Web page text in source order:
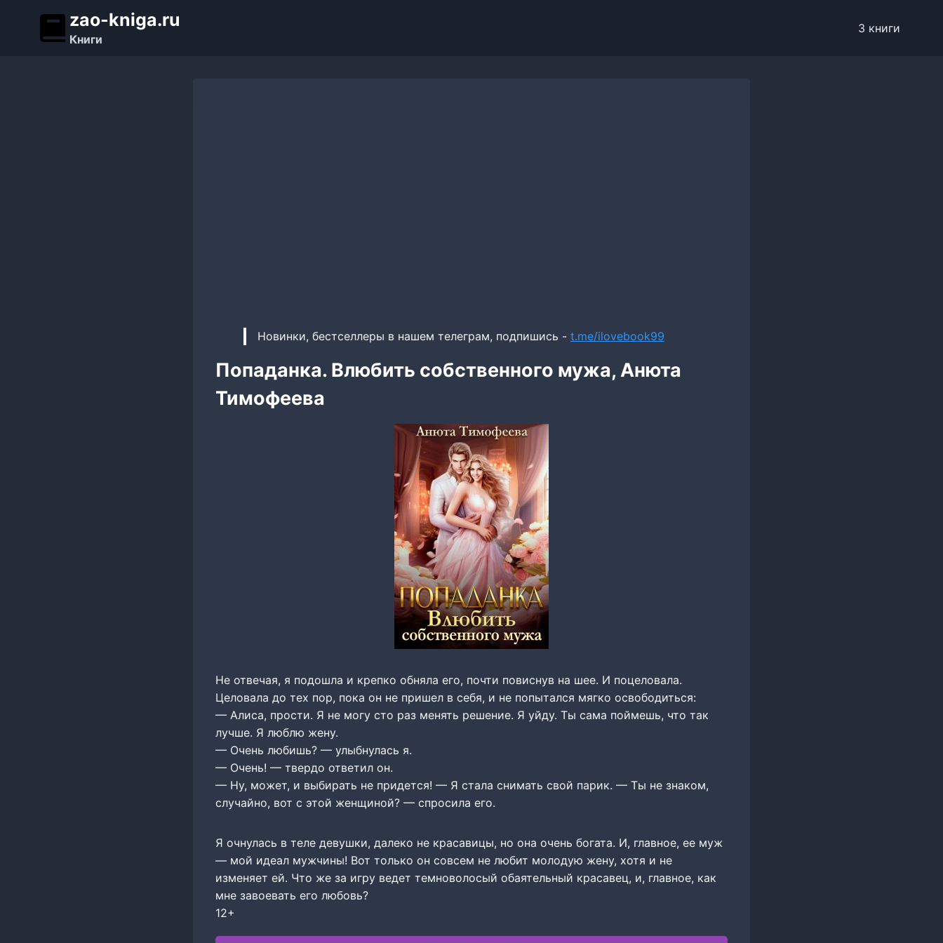
содержимому
zao-kniga.ru
Книги
3 книги
Новинки, бестселлеры в нашем телеграм, подпишись - t.me/ilovebook99
Попаданка. Влюбить собственного мужа, Анюта
Тимофеева
Не отвечая, я подошла и крепко обняла его, почти повиснув на шее. И поцеловала.
Целовала до тех пор, пока он не пришел в себя, и не попытался мягко освободиться:
— Алиса, прости. Я не могу сто раз менять решение. Я уйду. Ты сама поймешь, что так
лучше. Я люблю жену.
— Очень любишь? — улыбнулась я.
— Очень! — твердо ответил он.
— Ну, может, и выбирать не придется! — Я стала снимать свой парик. — Ты не знаком,
случайно, вот с этой женщиной? — спросила его.
Я очнулась в теле девушки, далеко не красавицы, но она очень богата. И, главное, ее муж
— мой идеал мужчины! Вот только он совсем не любит молодую жену, хотя и не
изменяет ей. Что же за игру ведет темноволосый обаятельный красавец, и, главное, как
мне завоевать его любовь?
12+